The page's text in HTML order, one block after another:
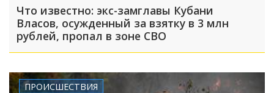
Что известно: экс-замглавы Кубани
Власов, осужденный за взятку в 3 млн
рублей, пропал в зоне СВО
ПРОИСШЕСТВИЯ